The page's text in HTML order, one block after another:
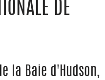
DE
la Baie d'Hudson,